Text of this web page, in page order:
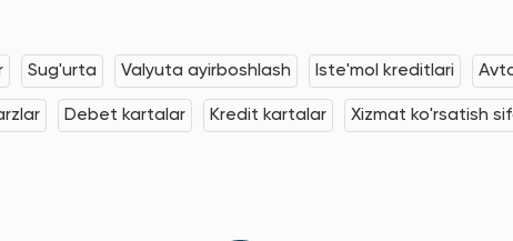
Sug'urta Valyuta ayirboshlash Iste'mol kreditlari
Debet kartalar Kredit kartalar Xizmat ko'rsatish